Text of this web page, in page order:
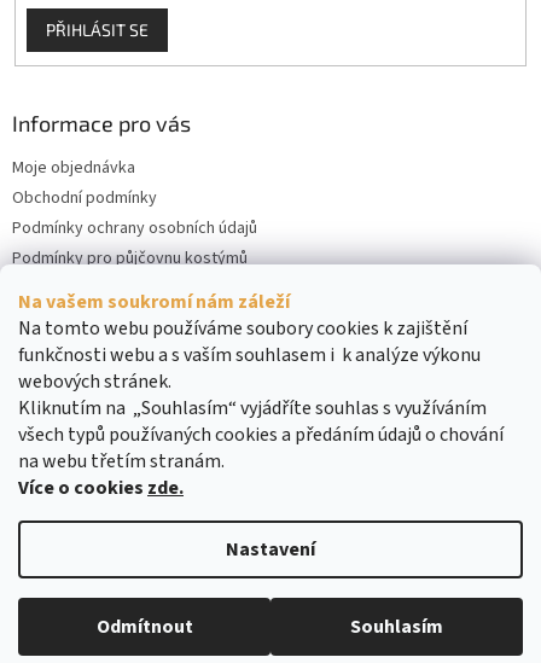
Na vašem soukromí nám záleží
Na tomto webu používáme soubory cookies k zajištění
funkčnosti webu a s vaším souhlasem i k analýze výkonu
webových stránek.
Kliknutím na „Souhlasím“ vyjádříte souhlas s využíváním
všech typů používaných cookies a předáním údajů o chování
na webu třetím stranám.
Více o cookies zde.
Nastavení
Odmítnout Souhlasím
PŘIHLÁSIT SE
Informace pro vás
Moje objednávka
Obchodní podmínky
Podmínky ochrany osobních údajů
Podmínky pro půjčovnu kostýmů
Kontakty
Cookies
Copyright 2026DreamRENT. Všechna práva vyhrazena.Upravit